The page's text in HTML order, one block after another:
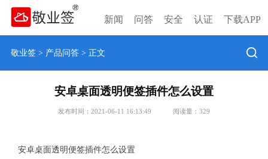
新闻 问答 安全 认证 下载APP
敬业签> 产品问答> 正文
安卓桌面透明便签插件怎么设置
发布时间：2021-06-11 16:13:49 阅读量： 329
安卓桌面透明便签插件怎么设置